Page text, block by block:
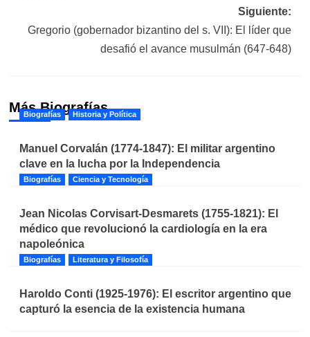
Siguiente:
Gregorio (gobernador bizantino del s. VII): El líder que
desafió el avance musulmán (647-648)
Más Biografías
Biografías Historia y Política
Manuel Corvalán (1774-1847): El militar argentino
clave en la lucha por la Independencia
Biografías Ciencia y Tecnología
Jean Nicolas Corvisart-Desmarets (1755-1821): El
médico que revolucionó la cardiología en la era
napoleónica
Biografías Literatura y Filosofía
Haroldo Conti (1925-1976): El escritor argentino que
capturó la esencia de la existencia humana